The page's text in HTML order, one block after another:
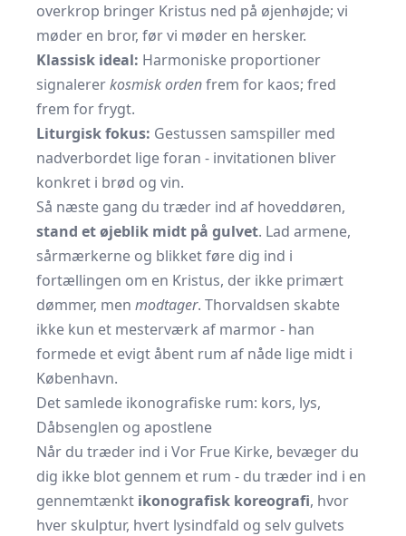
overkrop bringer Kristus ned på øjenhøjde; vi
møder en bror, før vi møder en hersker.
Klassisk ideal: Harmoniske proportioner
signalererkosmisk ordenfrem for kaos; fred
frem for frygt.
Liturgisk fokus: Gestussen samspiller med
nadverbordet lige foran - invitationen bliver
konkret i brød og vin.
Så næste gang du træder ind af hoveddøren,
stand et øjeblik midt på gulvet. Lad armene,
sårmærkerne og blikket føre dig ind i
fortællingen om en Kristus, der ikke primært
dømmer, men modtager. Thorvaldsen skabte
ikke kun et mesterværk af marmor - han
formede et evigt åbent rum af nåde lige midt i
København.
Det samlede ikonografiske rum: kors, lys,
Dåbsenglen og apostlene
Når du træder ind i Vor Frue Kirke, bevæger du
dig ikke blot gennem et rum - du træder ind i en
gennemtænkt ikonografisk koreografi, hvor
hver skulptur, hvert lysindfald og selv gulvets